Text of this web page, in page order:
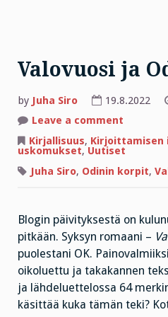
Valovuosi ja
by Juha Siro 19.8.2022
Leave a comment
ja
Odinin
Kirjallisuus, Kirjoittamisen
uskomukset, Uutiset
Juha Siro, Odinin korpit,
Blogin päivityksestä on
pitkään. Syksyn romaani –
puolestani OK.
oikoluettu ja takakannen
ja lähdeluettelossa 64
käsittää kuka tämän teki?